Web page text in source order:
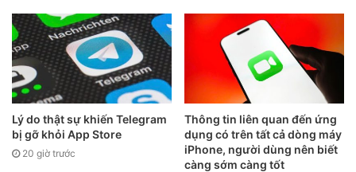
tai nghe như tất cả các mẫu máy iPhone 12 anh em.
Lý do thật sự khiến Telegram
bị gỡ khỏi App Store
20 giờ trước
Thông tin liên quan đến ứng
dụng có trên tất cả dòng máy
iPhone, người dùng nên biết
càng sớm càng tốt